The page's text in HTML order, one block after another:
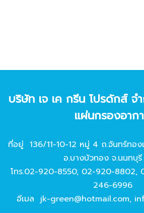
บริษัท เจ เค กรีน โปรดักส์ จํ
แผ่นกรองอาก
ที่อยู่ 136/11-10-12 หมู่ 4 ถ.จันทร์ทอ
อ.บางบัวทอง จ.นนทบุรี
โทร.02-920-8550, 02-920-8802,
246-6996
อีเมล jk-green@hotmail.com,